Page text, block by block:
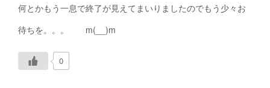
何とかもう一息で終了が見えてまいりましたのでもう少々お
待ちを。。。 m(__)m
0